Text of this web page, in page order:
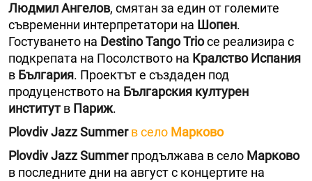
Людмил Ангелов, смятан за един от големите
съвременни интерпретатори на Шопен.
Гостуването на Destino Tango Trioсе реализира с
подкрепата на Посолството на Кралство Испания
в България. Проектът е създаден под
продуценството на Българския културен
институт в Париж.
Plovdiv Jazz Summer в село Марково
Plovdiv Jazz Summerпродължава в село Марково
в последните дни на август с концертите на